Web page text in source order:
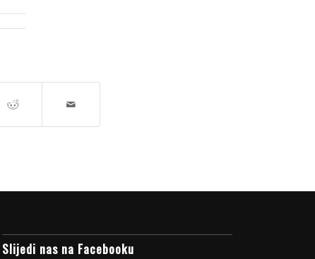
Slijedi nas na Facebooku